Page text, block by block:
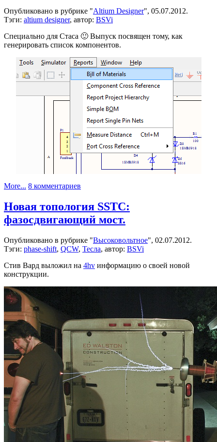
Опубликовано в рубрике "Altium Designer", 05.07.2012.
Тэги: altium designer, автор: BSVi
Специально для Стаса 🙂 Выпуск посвящен тому, как
генерировать список компонентов.
More... 8 комментариев
Курс
по
Altium
часть
7.
BOM
Новая топология SSTC:
фазосдвигающий мост.
Опубликовано в рубрике "Высоковольтное", 02.07.2012.
Тэги: phase-shift, QCW, Тесла, автор: BSVi
Стив Вард выложил на 4hv информацию о своей новой
конструкции.